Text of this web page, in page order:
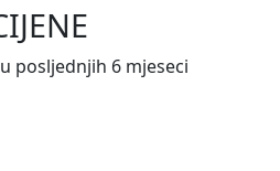
u posljednjih 6 mjeseci